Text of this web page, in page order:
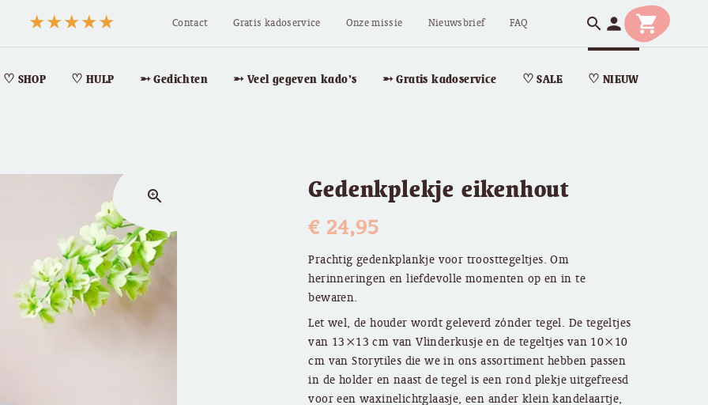
Contact Gratis kadoservice Onze missie Nieuwsbrief FAQ search person shopping_cart
♡ SHOP ♡ HULP ➵ Gedichten ➵ Veel gegeven kado’s ➵ Gratis kadoservice ♡ SALE ♡ NIEUW
zoom_in Gedenkplekje eikenhout
€ 24,95
Prachtig gedenkplankje voor troosttegeltjes. Om
herinneringen en liefdevolle momenten op en in te
bewaren.
Let wel, de houder wordt geleverd zónder tegel. De tegeltjes
van 13×13 cm van Vlinderkusje en de tegeltjes van 10×10
cm van Storytiles die we in ons assortiment hebben passen
in de holder en naast de tegel is een rond plekje uitgefreesd
voor een waxinelichtglaasje, een ander klein kandelaartje,